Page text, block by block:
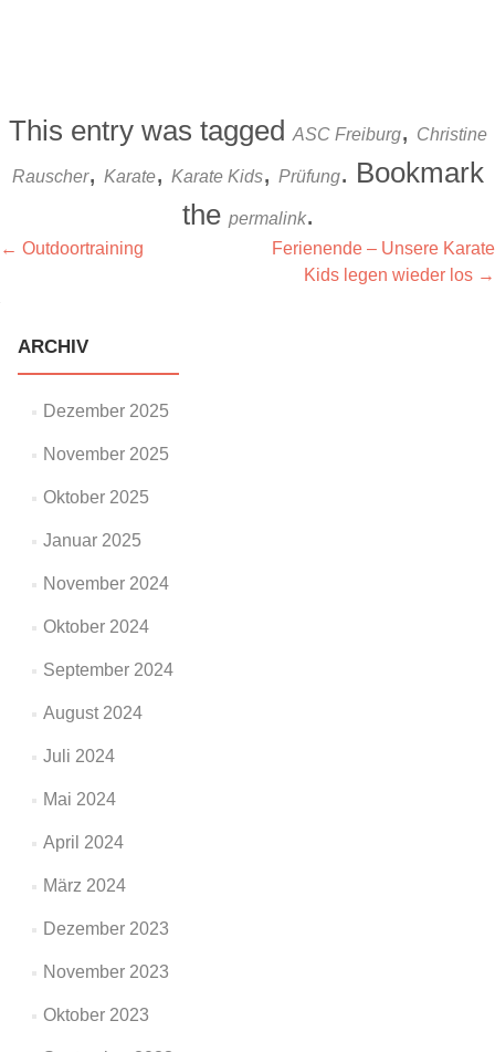
This entry was tagged ASC Freiburg, Christine
Rauscher, Karate, Karate Kids, Prüfung. Bookmark
the permalink.
Artikel-
← Outdoortraining
Ferienende – Unsere Karate
Kids legen wieder los →
ARCHIV
Dezember 2025
November 2025
Oktober 2025
Januar 2025
November 2024
Oktober 2024
September 2024
August 2024
Juli 2024
Mai 2024
April 2024
März 2024
Dezember 2023
November 2023
Oktober 2023